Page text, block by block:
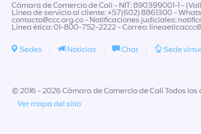
Cámara de Comercio de Cali - NIT: 890399001-1 -
Línea de servicio al cliente: +57(602) 8861300 -
contacto@ccc.org.co- Notificaciones judiciales:
Línea ética: 01-800-752-2222 - Correo:
Sedes | Noticias | Chat | Sede
© 2016 - 2026 Cámara de Comercio de Cali Todos
Ver mapa del sitio